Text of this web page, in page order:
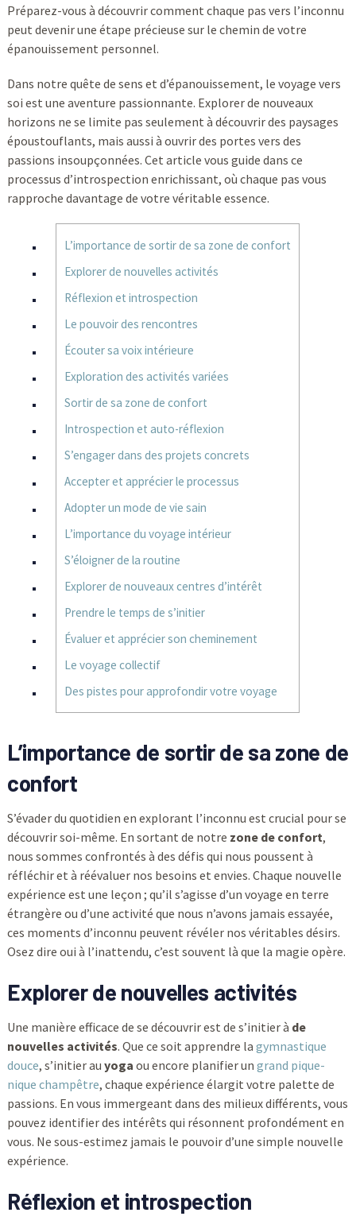
Préparez-vous à découvrir comment chaque pas vers l’inconnu
peut devenir une étape précieuse sur le chemin de votre
épanouissement personnel.
Dans notre quête de sens et d’épanouissement, le voyage vers
soi est une aventure passionnante. Explorer de nouveaux
horizons ne se limite pas seulement à découvrir des paysages
époustouflants, mais aussi à ouvrir des portes vers des
passions insoupçonnées. Cet article vous guide dans ce
processus d’introspection enrichissant, où chaque pas vous
rapproche davantage de votre véritable essence.
L’importance de sortir de sa zone de confort
Explorer de nouvelles activités
Réflexion et introspection
Le pouvoir des rencontres
Écouter sa voix intérieure
Exploration des activités variées
Sortir de sa zone de confort
Introspection et auto-réflexion
S’engager dans des projets concrets
Accepter et apprécier le processus
Adopter un mode de vie sain
L’importance du voyage intérieur
S’éloigner de la routine
Explorer de nouveaux centres d’intérêt
Prendre le temps de s’initier
Évaluer et apprécier son cheminement
Le voyage collectif
Des pistes pour approfondir votre voyage
L’importance de sortir de sa zone de
confort
S’évader du quotidien en explorant l’inconnu est crucial pour se
découvrir soi-même. En sortant de notre zone de confort,
nous sommes confrontés à des défis qui nous poussent à
réfléchir et à réévaluer nos besoins et envies. Chaque nouvelle
expérience est une leçon ; qu’il s’agisse d’un voyage en terre
étrangère ou d’une activité que nous n’avons jamais essayée,
ces moments d’inconnu peuvent révéler nos véritables désirs.
Osez dire oui à l’inattendu, c’est souvent là que la magie opère.
Explorer de nouvelles activités
Une manière efficace de se découvrir est de s’initier à de
nouvelles activités. Que ce soit apprendre la gymnastique
douce, s’initier au yoga ou encore planifier un grand pique-
nique champêtre, chaque expérience élargit votre palette de
passions. En vous immergeant dans des milieux différents, vous
pouvez identifier des intérêts qui résonnent profondément en
vous. Ne sous-estimez jamais le pouvoir d’une simple nouvelle
expérience.
Réflexion et introspection